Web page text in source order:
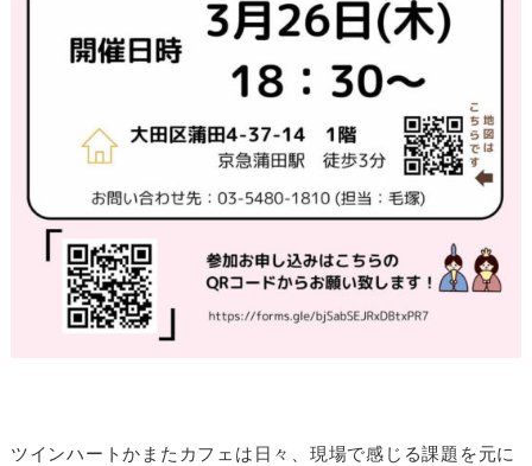
ツインハートかまたカフェは日々、現場で感じる課題を元に